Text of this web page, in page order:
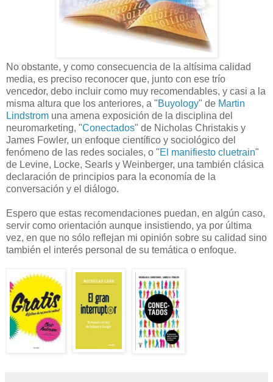
No obstante, y como consecuencia de la altísima calidad
media, es preciso reconocer que, junto con ese trío
vencedor, debo incluir como muy recomendables, y casi a la
misma altura que los anteriores, a "Buyology" de Martin
Lindstrom una amena exposición de la disciplina del
neuromarketing, "Conectados" de Nicholas Christakis y
James Fowler, un enfoque científico y sociológico del
fenómeno de las redes sociales, o "El manifiesto cluetrain"
de Levine, Locke, Searls y Weinberger, una también clásica
declaración de principios para la economía de la
conversación y el diálogo.
Espero que estas recomendaciones puedan, en algún caso,
servir como orientación aunque insistiendo, ya por última
vez, en que no sólo reflejan mi opinión sobre su calidad sino
también el interés personal de su temática o enfoque.